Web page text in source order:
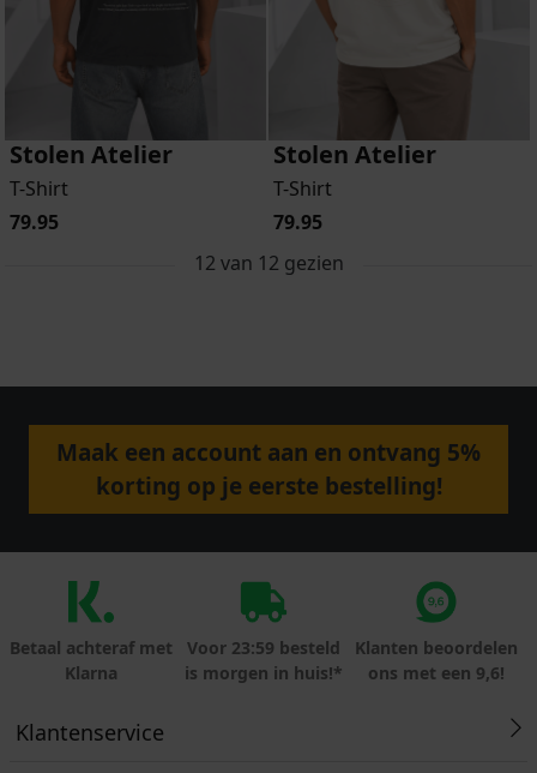
Stolen Atelier
T-Shirt
79.95
Stolen Atelier
T-Shirt
79.95
12 van 12 gezien
Maak een account aan en ontvang 5%
korting op je eerste bestelling!
Betaal achteraf met
Klarna
Voor 23:59 besteld
is morgen in huis!*
Klanten beoordelen
ons met een 9,6!
Klantenservice